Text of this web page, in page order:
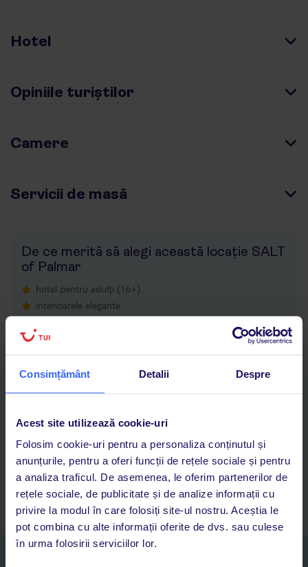
Consimțământ Detalii Despre
Acest site utilizează cookie-uri
Folosim cookie-uri pentru a personaliza conținutul și
anunțurile, pentru a oferi funcții de rețele sociale și pentru
a analiza traficul. De asemenea, le oferim partenerilor de
rețele sociale, de publicitate și de analize informații cu
privire la modul în care folosiți site-ul nostru. Aceștia le
pot combina cu alte informații oferite de dvs. sau culese
în urma folosirii serviciilor lor.
Hotel
Opiniile turiștilor
Camere
Servicii de masă
De ce merită să alegi această locație SALT
of Palmar
hotel pentru adulți (16+)
interioarele elegante
Cauți rapid vacanțe și hoteluri din toată lumea
Acces la rezervările curente pentru vacanțe și hoteluri, într-o
singură aplicație
Asistență 24/7 prin chat, pe toată durata vacanței